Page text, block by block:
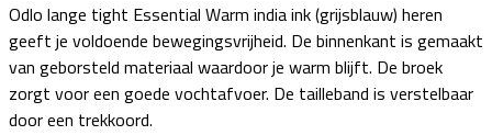
Odlo lange tight Essential Warm india ink (grijsblauw) heren
geeft je voldoende bewegingsvrijheid. De binnenkant is gemaakt
van geborsteld materiaal waardoor je warm blijft. De broek
zorgt voor een goede vochtafvoer. De tailleband is verstelbaar
door een trekkoord.